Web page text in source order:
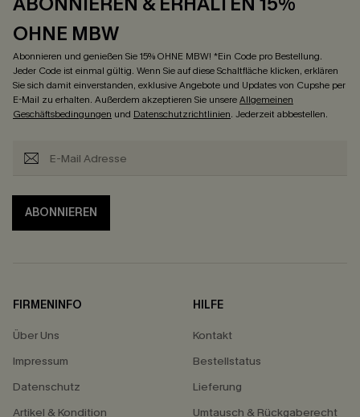
OHNE MBW
Abonnieren und genießen Sie 15% OHNE MBW! *Ein Code pro Bestellung.
Jeder Code ist einmal gültig. Wenn Sie auf diese Schaltfläche klicken, erklären
Sie sich damit einverstanden, exklusive Angebote und Updates von Cupshe per
E-Mail zu erhalten. Außerdem akzeptieren Sie unsereAllgemeinen
Geschäftsbedingungen und Datenschutzrichtlinien. Jederzeit abbestellen.
ABONNIEREN
FIRMENINFO
Über Uns
Impressum
Datenschutz
Artikel & Kondition
HILFE
Kontakt
Bestellstatus
Lieferung
Umtausch & Rückgaberecht